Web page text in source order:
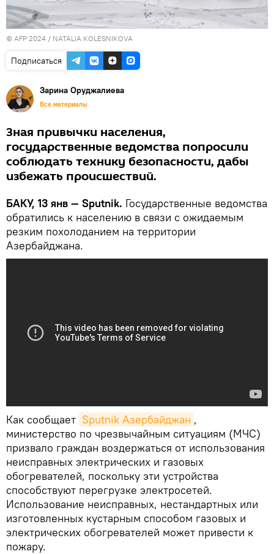
© AFP 2024 / NATALIA KOLESNIKOVA
Подписаться
Зарина Оруджалиева
Все материалы
Зная привычки населения,
государственные ведомства попросили
соблюдать технику безопасности, дабы
избежать происшествий.
БАКУ, 13 янв — Sputnik. Государственные ведомства
обратились к населению в связи с ожидаемым
резким похолоданием на территории
Азербайджана.
Как сообщает Sputnik Азербайджан ,
министерство по чрезвычайным ситуациям (МЧС)
призвало граждан воздержаться от использования
неисправных электрических и газовых
обогревателей, поскольку эти устройства
способствуют перегрузке электросетей.
Использование неисправных, нестандартных или
изготовленных кустарным способом газовых и
электрических обогревателей может привести к
пожару.